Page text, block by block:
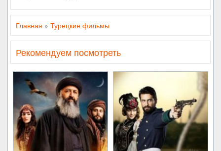
Главная » Турецкие фильмы
Рекомендуем посмотреть